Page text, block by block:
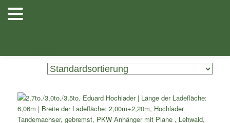
Zum
Inhalt
Zum
sekundären
Shop